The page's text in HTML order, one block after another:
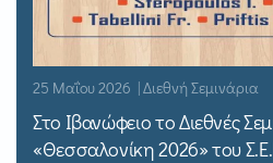
25 Μαΐου 2026 | Διεθνή Σεμινάρια
Στο Ιβανώφειο το Διεθνές
«Θεσσαλονίκη 2026» του